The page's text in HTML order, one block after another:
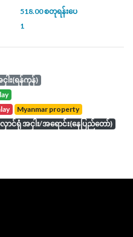
518.00 စတုရန်းပေ
1
ငှါး(ရန်ကုန်)
Myanmar property
ောင်ရုံ အငှါး/အရောင်း(နေပြည်တော်)